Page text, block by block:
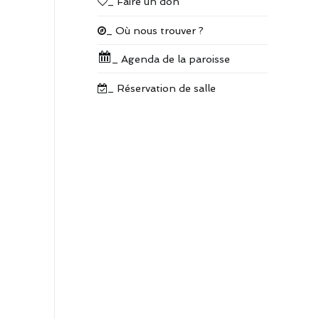
_ Où nous trouver ?
_ Agenda de la paroisse
_ Réservation de salle